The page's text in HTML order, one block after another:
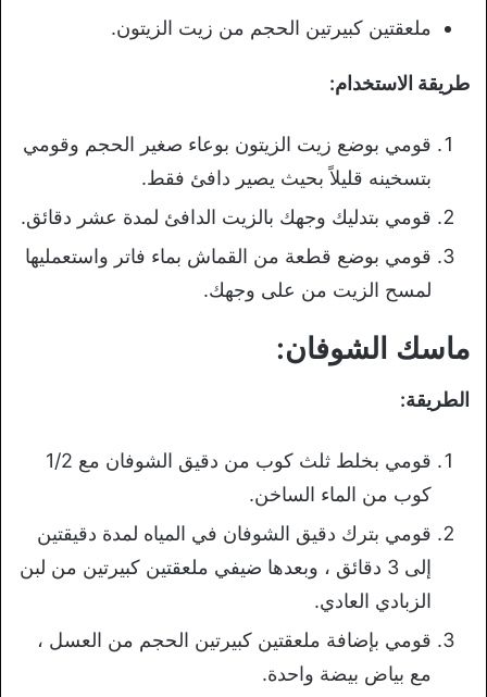
ملعقتين كبيرتين الحجم من زيت الزيتون.
طريقة الاستخدام:
قومي بوضع زيت الزيتون بوعاء صغير الحجم وقومي
بتسخينه قليلاً بحيث يصير دافئ فقط.
قومي بتدليك وجهك بالزيت الدافئ لمدة عشر دقائق.
قومي بوضع قطعة من القماش بماء فاتر واستعمليها
لمسح الزيت من على وجهك.
ماسك الشوفان:
الطريقة:
قومي بخلط ثلث كوب من دقيق الشوفان مع 1/2
كوب من الماء الساخن.
قومي بترك دقيق الشوفان في المياه لمدة دقيقتين
إلى 3 دقائق ، وبعدها ضيفي ملعقتين كبيرتين من لبن
الزبادي العادي.
قومي بإضافة ملعقتين كبيرتين الحجم من العسل ،
مع بياض بيضة واحدة.